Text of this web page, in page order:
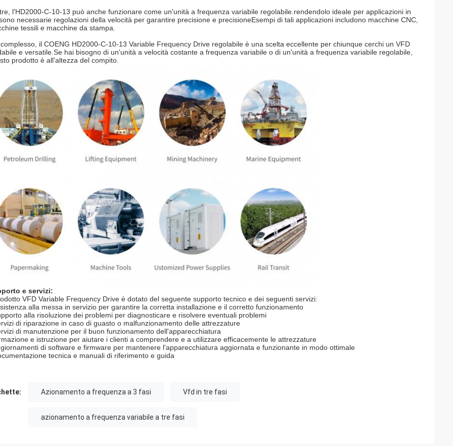
l'HD2000-C-10-13 può anche funzionare come un'unità a frequenza variabile regolabile.rendendolo ideale per applicazioni in
necessarie regolazioni della velocità per garantire precisione e precisioneEsempi di tali applicazioni includono macchine CNC,
tessili e macchine da stampa.
il COENG HD2000-C-10-13 Variable Frequency Drive regolabile è una scelta eccellente per chiunque cerchi un VFD
e versatile.Se hai bisogno di un'unità a velocità costante a frequenza variabile o di un'unità a frequenza variabile regolabile,
prodotto è all'altezza del compito.
e servizi:
VFD Variable Frequency Drive è dotato del seguente supporto tecnico e dei seguenti servizi:
alla messa in servizio per garantire la corretta installazione e il corretto funzionamento
alla risoluzione dei problemi per diagnosticare e risolvere eventuali problemi
di riparazione in caso di guasto o malfunzionamento delle attrezzature
di manutenzione per il buon funzionamento dell'apparecchiatura
e istruzione per aiutare i clienti a comprendere e a utilizzare efficacemente le attrezzature
di software e firmware per mantenere l'apparecchiatura aggiornata e funzionante in modo ottimale
tecnica e manuali di riferimento e guida
Azionamento a frequenza a 3 fasi Vfd in tre fasi
azionamento a frequenza variabile a tre fasi